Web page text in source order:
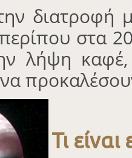
διατροφή
στα
λήψη
Τι